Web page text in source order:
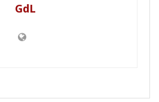
GdL